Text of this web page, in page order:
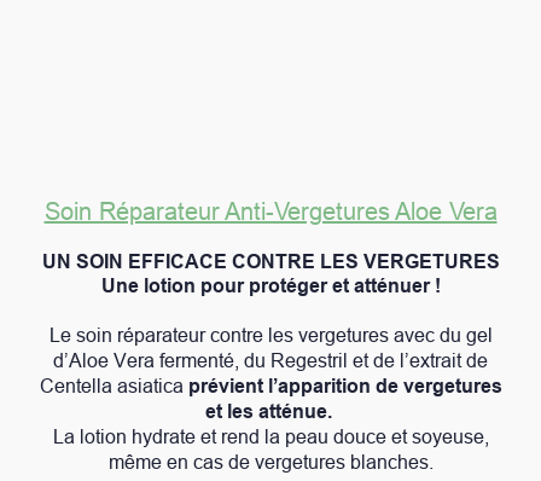
Soin Réparateur Anti-Vergetures Aloe Vera
UN SOIN EFFICACE CONTRE LES VERGETURES
Une lotion pour protéger et atténuer !
Le soin réparateur contre les vergetures avec du gel
d’Aloe Vera fermenté, du Regestril et de l’extrait de
Centella asiatica prévient l’apparition de vergetures
et les atténue.
La lotion hydrate et rend la peau douce et soyeuse,
même en cas de vergetures blanches.